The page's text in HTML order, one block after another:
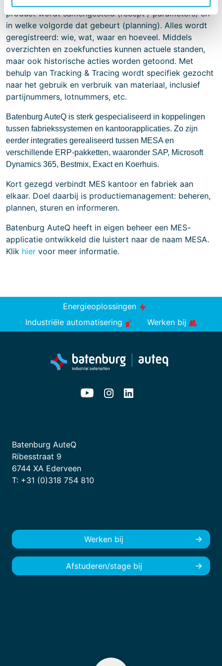
product wordt samengesteld (recept / parameters) en
in welke volgorde dat gebeurt (planning). Alles wordt
geregistreerd: wie, wat, waar en hoeveel. Middels
overzichten en zoekfuncties kunnen actuele standen,
maar ook historische acties worden getoond. Met
behulp van Tracking & Tracing wordt specifiek gezocht
naar het gebruik en verbruik van materiaal, inclusief
partijnummers, lotnummers, etc.
Batenburg AuteQ is sterk gespecialiseerd in koppelingen
tussen fabriekssystemen en kantoorapplicaties. Zo zijn
eerder integraties gerealiseerd tussen MESA en
verschillende ERP-pakketten, waaronder SAP, Microsoft
Dynamics 365, Bestmix, Exact en Koerhuis.
Kort gezegd verbindt MES kantoor en fabriek aan
elkaar. Doel daarbij is productiemanagement: beheren,
plannen, sturen en informeren.
Batenburg AuteQ heeft in eigen beheer een MES-
applicatie ontwikkeld die luistert naar de naam MESA.
Klik hier voor meer informatie.
Energieoplossingen
Industriële automatisering
Werken bij
Batenburg AuteQ
Ribesstraat 9
6744 XA Ederveen
T: +31 (0)318 754 810
Werken bij
Afstuderen/stage bij